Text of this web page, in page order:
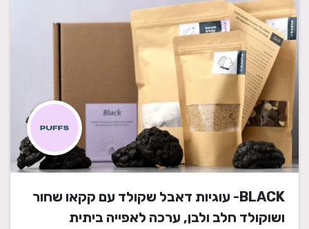
BLACK- עוגיות דאבל שקולד עם קקאו שחור
ושוקולד חלב ולבן, ערכה לאפייה ביתית